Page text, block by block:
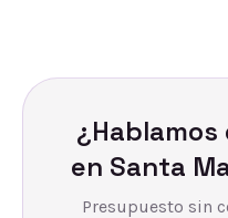
en Santa
Presupuesto sin